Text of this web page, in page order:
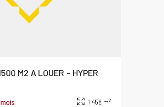
M2 A LOUER – HYPER
1 458 m2